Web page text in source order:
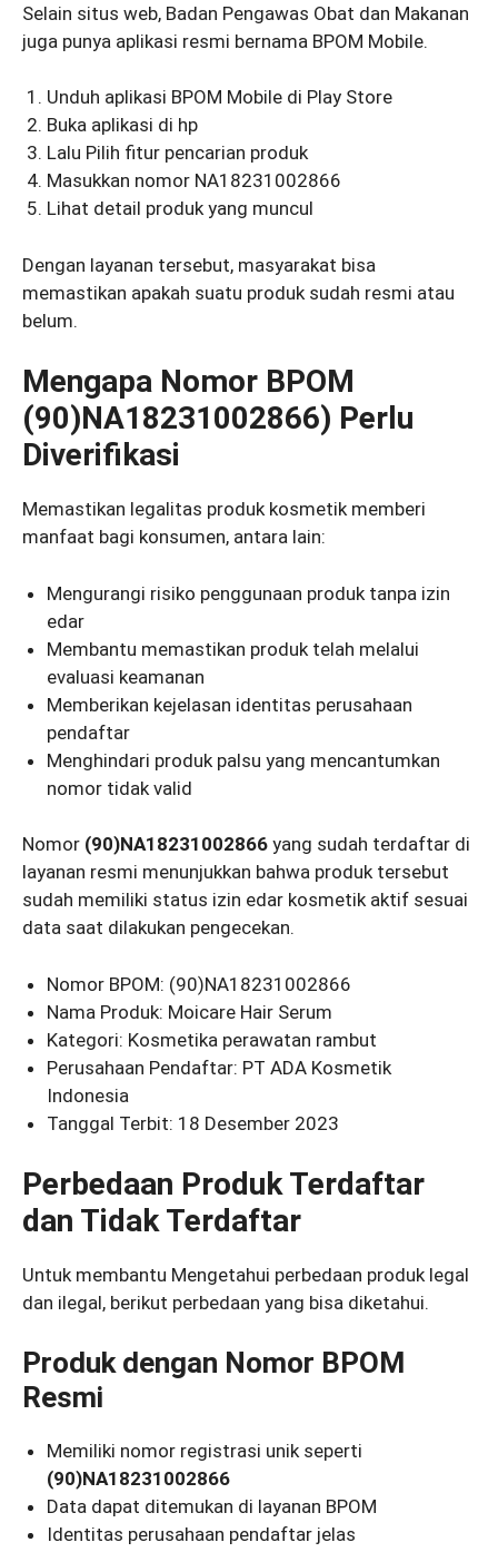
Selain situs web, Badan Pengawas Obat dan Makanan
juga punya aplikasi resmi bernama BPOM Mobile.
Unduh aplikasi BPOM Mobile di Play Store
Buka aplikasi di hp
Lalu Pilih fitur pencarian produk
Masukkan nomor NA18231002866
Lihat detail produk yang muncul
Dengan layanan tersebut, masyarakat bisa
memastikan apakah suatu produk sudah resmi atau
belum.
Mengapa Nomor BPOM
(90)NA18231002866) Perlu
Diverifikasi
Memastikan legalitas produk kosmetik memberi
manfaat bagi konsumen, antara lain:
Mengurangi risiko penggunaan produk tanpa izin
edar
Membantu memastikan produk telah melalui
evaluasi keamanan
Memberikan kejelasan identitas perusahaan
pendaftar
Menghindari produk palsu yang mencantumkan
nomor tidak valid
Nomor (90)NA18231002866 yang sudah terdaftar di
layanan resmi menunjukkan bahwa produk tersebut
sudah memiliki status izin edar kosmetik aktif sesuai
data saat dilakukan pengecekan.
Nomor BPOM: (90)NA18231002866
Nama Produk: Moicare Hair Serum
Kategori: Kosmetika perawatan rambut
Perusahaan Pendaftar: PT ADA Kosmetik
Indonesia
Tanggal Terbit: 18 Desember 2023
Perbedaan Produk Terdaftar
dan Tidak Terdaftar
Untuk membantu Mengetahui perbedaan produk legal
dan ilegal, berikut perbedaan yang bisa diketahui.
Produk dengan Nomor BPOM
Resmi
Memiliki nomor registrasi unik seperti
(90)NA18231002866
Data dapat ditemukan di layanan BPOM
Identitas perusahaan pendaftar jelas